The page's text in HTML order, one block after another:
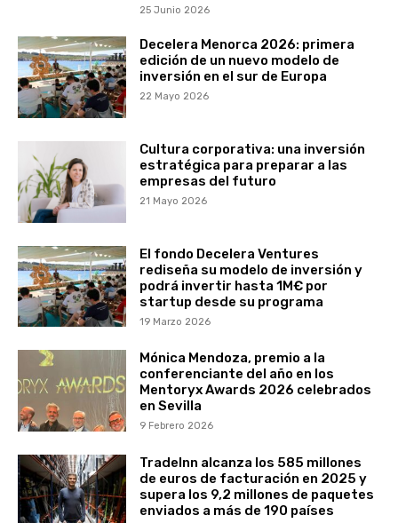
25 Junio 2026
Decelera Menorca 2026: primera
edición de un nuevo modelo de
inversión en el sur de Europa
22 Mayo 2026
Cultura corporativa: una inversión
estratégica para preparar a las
empresas del futuro
21 Mayo 2026
El fondo Decelera Ventures
rediseña su modelo de inversión y
podrá invertir hasta 1M€ por
startup desde su programa
19 Marzo 2026
Mónica Mendoza, premio a la
conferenciante del año en los
Mentoryx Awards 2026 celebrados
en Sevilla
9 Febrero 2026
TradeInn alcanza los 585 millones
de euros de facturación en 2025 y
supera los 9,2 millones de paquetes
enviados a más de 190 países